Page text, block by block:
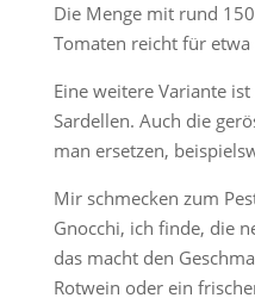
Die Menge mit rund
Tomaten reicht für
Eine weitere Variante
Sardellen. Auch die
man ersetzen,
Mir schmecken zum
Gnocchi, ich finde, die
das macht den
Rotwein oder ein